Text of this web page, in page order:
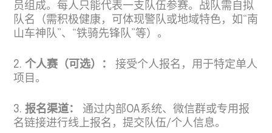
员组成。每人只能代表一支队伍参赛。战队需自拟
队名（需积极健康，可体现警队或地域特色，如“南
山车神队”、“铁骑先锋队”等）。
2. 个人赛（可选）：
接受个人报名，用于特定单人
项目。
3. 报名渠道：
通过内部OA系统、微信群或专用报
名链接进行线上报名，提交队伍/个人信息。